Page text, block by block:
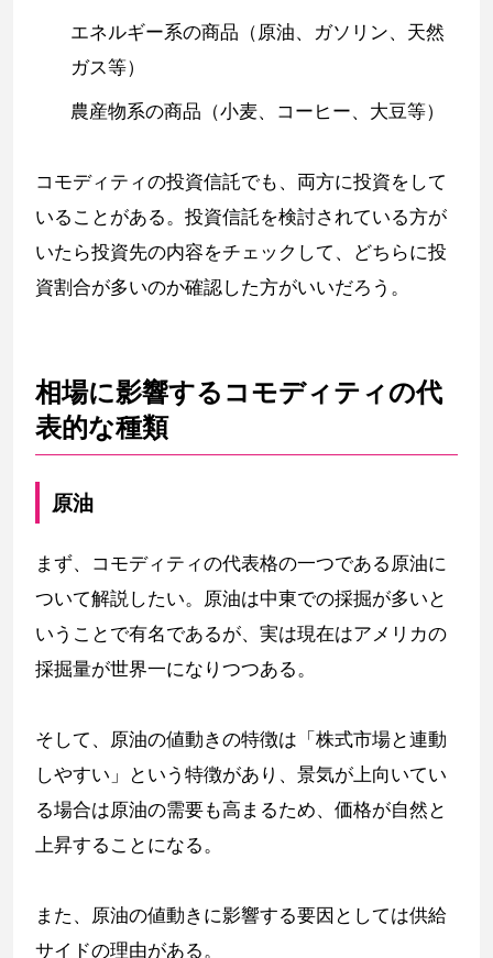
エネルギー系の商品（原油、ガソリン、天然
ガス等）
農産物系の商品（小麦、コーヒー、大豆等）
コモディティの投資信託でも、両方に投資をして
いることがある。投資信託を検討されている方が
いたら投資先の内容をチェックして、どちらに投
資割合が多いのか確認した方がいいだろう。
相場に影響するコモディティの代
表的な種類
原油
まず、コモディティの代表格の一つである原油に
ついて解説したい。原油は中東での採掘が多いと
いうことで有名であるが、実は現在はアメリカの
採掘量が世界一になりつつある。
そして、原油の値動きの特徴は「株式市場と連動
しやすい」という特徴があり、景気が上向いてい
る場合は原油の需要も高まるため、価格が自然と
上昇することになる。
また、原油の値動きに影響する要因としては供給
サイドの理由がある。